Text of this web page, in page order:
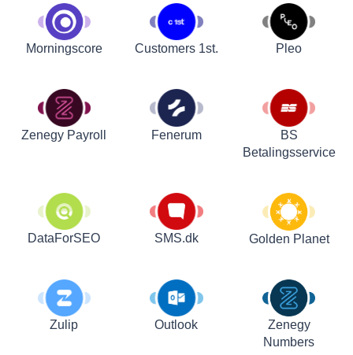
Morningscore Customers 1st. Pleo
Zenegy Payroll Fenerum
BS
Betalingsservice
DataForSEO SMS.dk Golden Planet
Zulip Outlook
Zenegy
Numbers